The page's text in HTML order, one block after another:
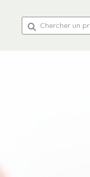
Recherche
pour :